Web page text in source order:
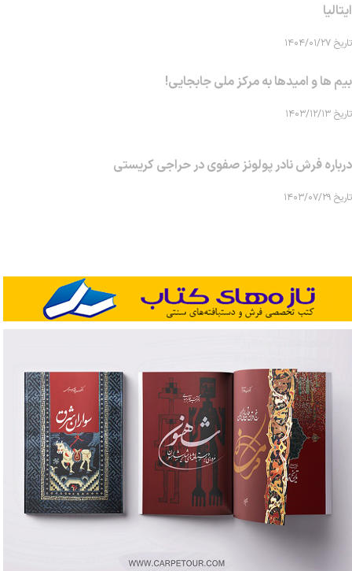
ایتالیا
تاریخ ۱۴۰۴/۰۱/۲۷
بیم ها و امیدها به مرکز ملی جابجایی!
تاریخ ۱۴۰۳/۱۲/۱۳
درباره فرش نادر پولونز صفوی در حراجی کریستی
تاریخ ۱۴۰۳/۰۷/۲۹